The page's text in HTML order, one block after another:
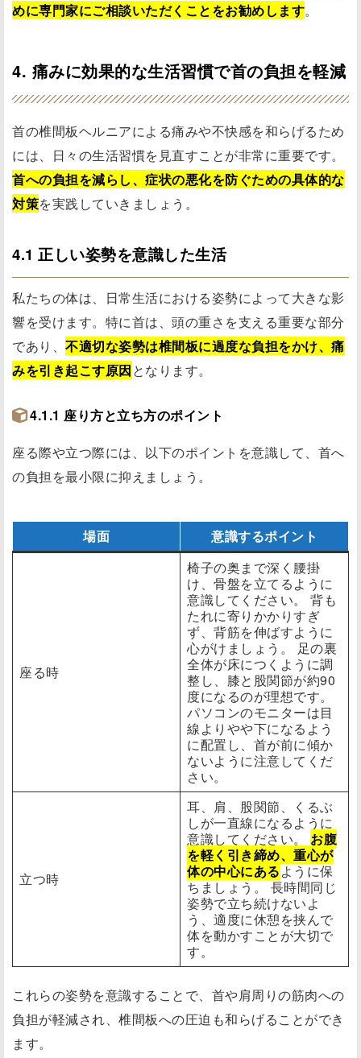
めに専門家にご相談いただくことをお勧めします。
4. 痛みに効果的な生活習慣で首の負担を軽減
首の椎間板ヘルニアによる痛みや不快感を和らげるため
には、日々の生活習慣を見直すことが非常に重要です。
首への負担を減らし、症状の悪化を防ぐための具体的な
対策を実践していきましょう。
4.1 正しい姿勢を意識した生活
私たちの体は、日常生活における姿勢によって大きな影
響を受けます。特に首は、頭の重さを支える重要な部分
であり、 不適切な姿勢は椎間板に過度な負担をかけ、痛
みを引き起こす原因となります。
4.1.1 座り方と立ち方のポイント
座る際や立つ際には、以下のポイントを意識して、首へ
の負担を最小限に抑えましょう。
場面 意識するポイント
座る時
椅子の奥まで深く腰掛
け、骨盤を立てるように
意識してください。 背も
たれに寄りかかりすぎ
ず、背筋を伸ばすように
心がけましょう。 足の裏
全体が床につくように調
整し、膝と股関節が約90
度になるのが理想です。
パソコンのモニターは目
線よりやや下になるよう
に配置し、首が前に傾か
ないように注意してくだ
さい。
立つ時
耳、肩、股関節、くるぶ
しが一直線になるように
意識してください。 お腹
を軽く引き締め、重心が
体の中心にあるように保
ちましょう。 長時間同じ
姿勢で立ち続けないよ
う、適度に休憩を挟んで
体を動かすことが大切で
す。
これらの姿勢を意識することで、首や肩周りの筋肉への
負担が軽減され、椎間板への圧迫も和らげることができ
ます。